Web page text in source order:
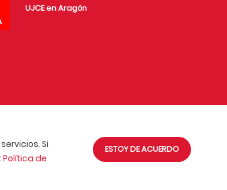
ESTOY DE ACUERDO
Si
Política de
UJCE en Aragón